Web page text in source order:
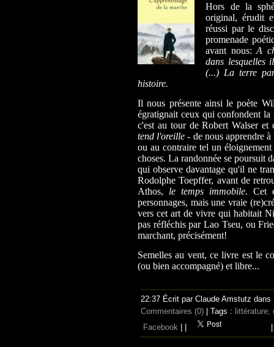
Hors de la
original, érudit
réussi par le
promenade
avant nous: A
dans lesquelles
(...) La terre
histoire.
Il nous présente ainsi le poète
égratignait ceux quiconfondent la
c'est au tour de Robert Walser et
tend l'oreille - de nous apprendre
ou au contraire tel un
choses. La randonnée se poursuit
qui observe davantage qu'il ne
Rodolphe Toepffer, avant de
Athos,
le temps immobile. Cet
personnages, mais une vraie
vers cet art de vivre qui habitait
pas réfléchis par Lao Tseu, ou
marchant, précisément!
Semelles au vent, ce livre est le
(ou bien accompagné) et libre...
22:37 Écrit par Claude Amstutz dans
Commentaires (0) | Tags :
Facebook